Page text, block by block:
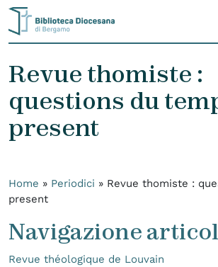
Skip to content
Revue thomiste :
questions du
present
Home » Periodici » Revue thomiste :
present
Navigazione
Revue théologique de Louvain